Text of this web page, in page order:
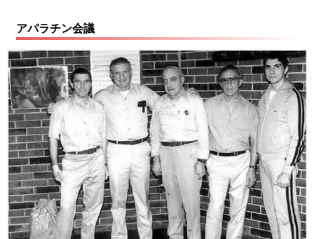
アパラチン会議